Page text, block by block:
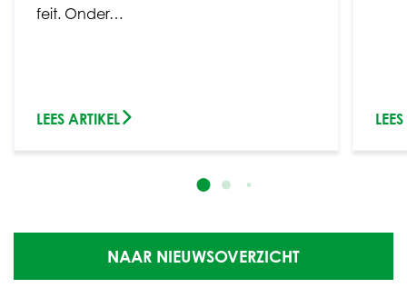
feit. Onder…
LEES ARTIKEL
NAAR NIEUWSOVERZICHT